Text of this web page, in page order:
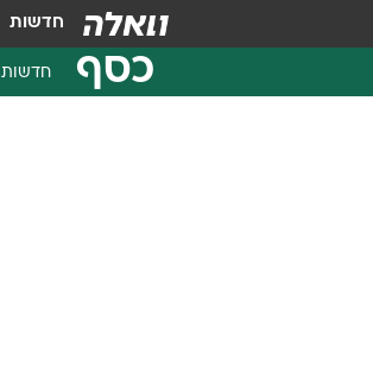
חדשות
כסף חדשות